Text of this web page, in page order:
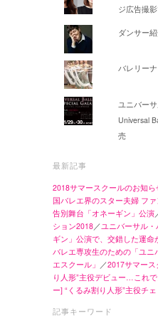
ジ広告撮
ダンサー
バレリー
ユニバー
Universal
売
最新記事
2018サマースクールのお知ら
国バレエ界のスター夫婦 フ
告別舞台「オネーギン」公演
ション2018／ユニバーサル
ギン」公演で、交錯した運
バレエ専攻生のための「ユ
エスクール」 ／2017サマー
り人形”主役デビュー…これ
ー] “くるみ割り人形”主役チ
記事キーワード